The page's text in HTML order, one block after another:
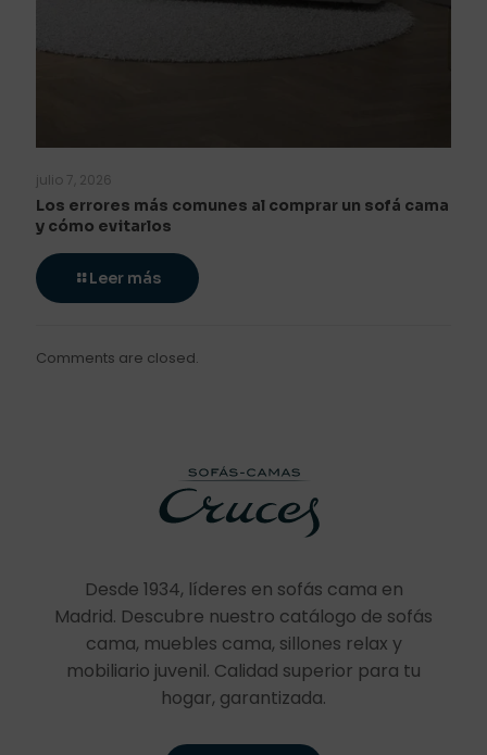
julio 7, 2026
Los errores más comunes al comprar un sofá cama
y cómo evitarlos
Leer más
Comments are closed.
Desde 1934, líderes en sofás cama en
Madrid. Descubre nuestro catálogo de sofás
cama, muebles cama, sillones relax y
mobiliario juvenil. Calidad superior para tu
hogar, garantizada.